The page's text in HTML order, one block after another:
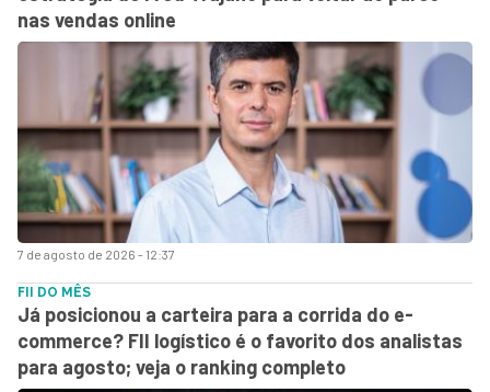
7 de agosto de 2026 - 12:37
nas vendas online
FII DO MÊS
Já posicionou a carteira para a corrida do e-
commerce? FII logístico é o favorito dos analistas
para agosto; veja o ranking completo